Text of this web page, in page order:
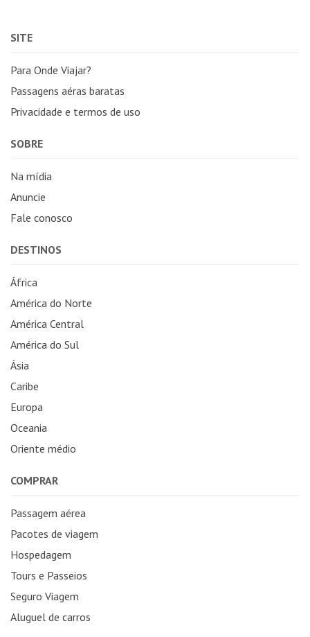
SITE
Para Onde Viajar?
Passagens aéras baratas
Privacidade e termos de uso
SOBRE
Na mídia
Anuncie
Fale conosco
DESTINOS
África
América do Norte
América Central
América do Sul
Ásia
Caribe
Europa
Oceania
Oriente médio
COMPRAR
Passagem aérea
Pacotes de viagem
Hospedagem
Tours e Passeios
Seguro Viagem
Aluguel de carros